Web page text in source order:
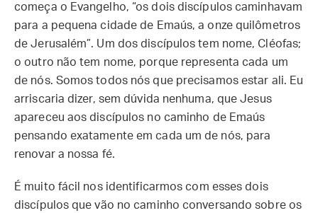
começa o Evangelho, “os dois discípulos caminhavam
para a pequena cidade de Emaús, a onze quilômetros
de Jerusalém”. Um dos discípulos tem nome, Cléofas;
o outro não tem nome, porque representa cada um
de nós. Somos todos nós que precisamos estar ali. Eu
arriscaria dizer, sem dúvida nenhuma, que Jesus
apareceu aos discípulos no caminho de Emaús
pensando exatamente em cada um de nós, para
renovar a nossa fé.
É muito fácil nos identificarmos com esses dois
discípulos que vão no caminho conversando sobre os